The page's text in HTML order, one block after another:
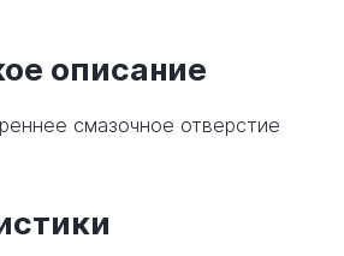
описание
смазочное отверстие